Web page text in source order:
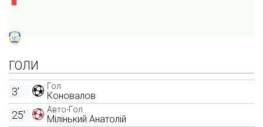
ГОЛИ
Гол
Коновалов
3'
Авто-Гол
Мілінький Анатолій
25'